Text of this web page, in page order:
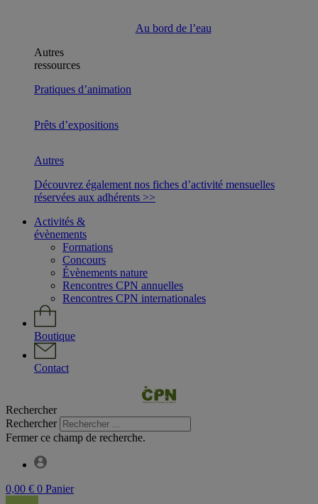
Au bord de l’eau
Autres
ressources
Pratiques d’animation
Prêts d’expositions
Autres
Découvrez également nos fiches d’activité mensuelles
réservées aux adhérents >>
Activités &
évènements
Formations
Concours
Évènements nature
Rencontres CPN annuelles
Rencontres CPN internationales
Boutique
Contact
Rechercher
Rechercher
Fermer ce champ de recherche.
0,00 € 0 Panier